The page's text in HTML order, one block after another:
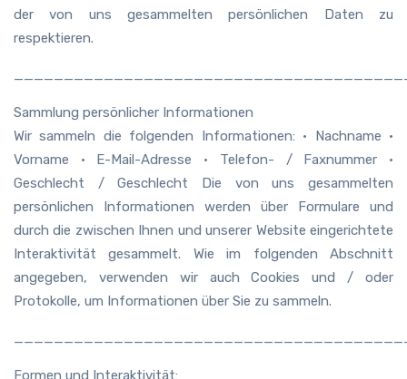
der von uns gesammelten persönlichen Daten zu
respektieren.
Sammlung persönlicher Informationen
Wir sammeln die folgenden Informationen: • Nachname •
Vorname • E-Mail-Adresse • ​​Telefon- / Faxnummer •
Geschlecht / Geschlecht Die von uns gesammelten
persönlichen Informationen werden über Formulare und
durch die zwischen Ihnen und unserer Website eingerichtete
Interaktivität gesammelt. Wie im folgenden Abschnitt
angegeben, verwenden wir auch Cookies und / oder
Protokolle, um Informationen über Sie zu sammeln.
Formen und Interaktivität: